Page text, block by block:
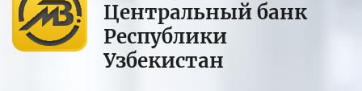
Центральный банк
Республики
Узбекистан